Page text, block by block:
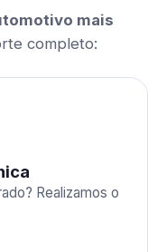
mais
completo:
Realizamos o